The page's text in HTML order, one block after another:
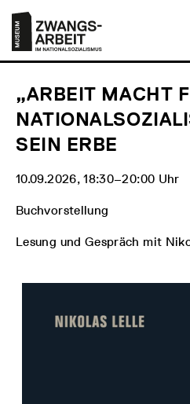
zum
Inhalt
Museum
Zwangsarbeit
Nationalsozialismus
„ARBEIT MACHT
SEIN ERBE
10.09.2026, 18:30‒20:00 Uhr
Buchvorstellung
Lesung und Gespräch mit